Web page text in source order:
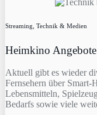
Streaming, Technik & Medien
Heimkino
Aktuell gibt es wieder
Fernsehern über
Lebensmitteln,
Bedarfs sowie viele